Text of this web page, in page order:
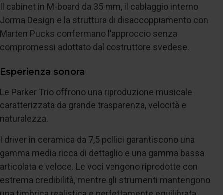
Il cabinet in M-board da 35 mm, il cablaggio interno
Jorma Design e la struttura di disaccoppiamento con
Marten Pucks confermano l'approccio senza
compromessi adottato dal costruttore svedese.
Esperienza sonora
Le Parker Trio offrono una riproduzione musicale
caratterizzata da grande trasparenza, velocità e
naturalezza.
I driver in ceramica da 7,5 pollici garantiscono una
gamma media ricca di dettaglio e una gamma bassa
articolata e veloce. Le voci vengono riprodotte con
estrema credibilità, mentre gli strumenti mantengono